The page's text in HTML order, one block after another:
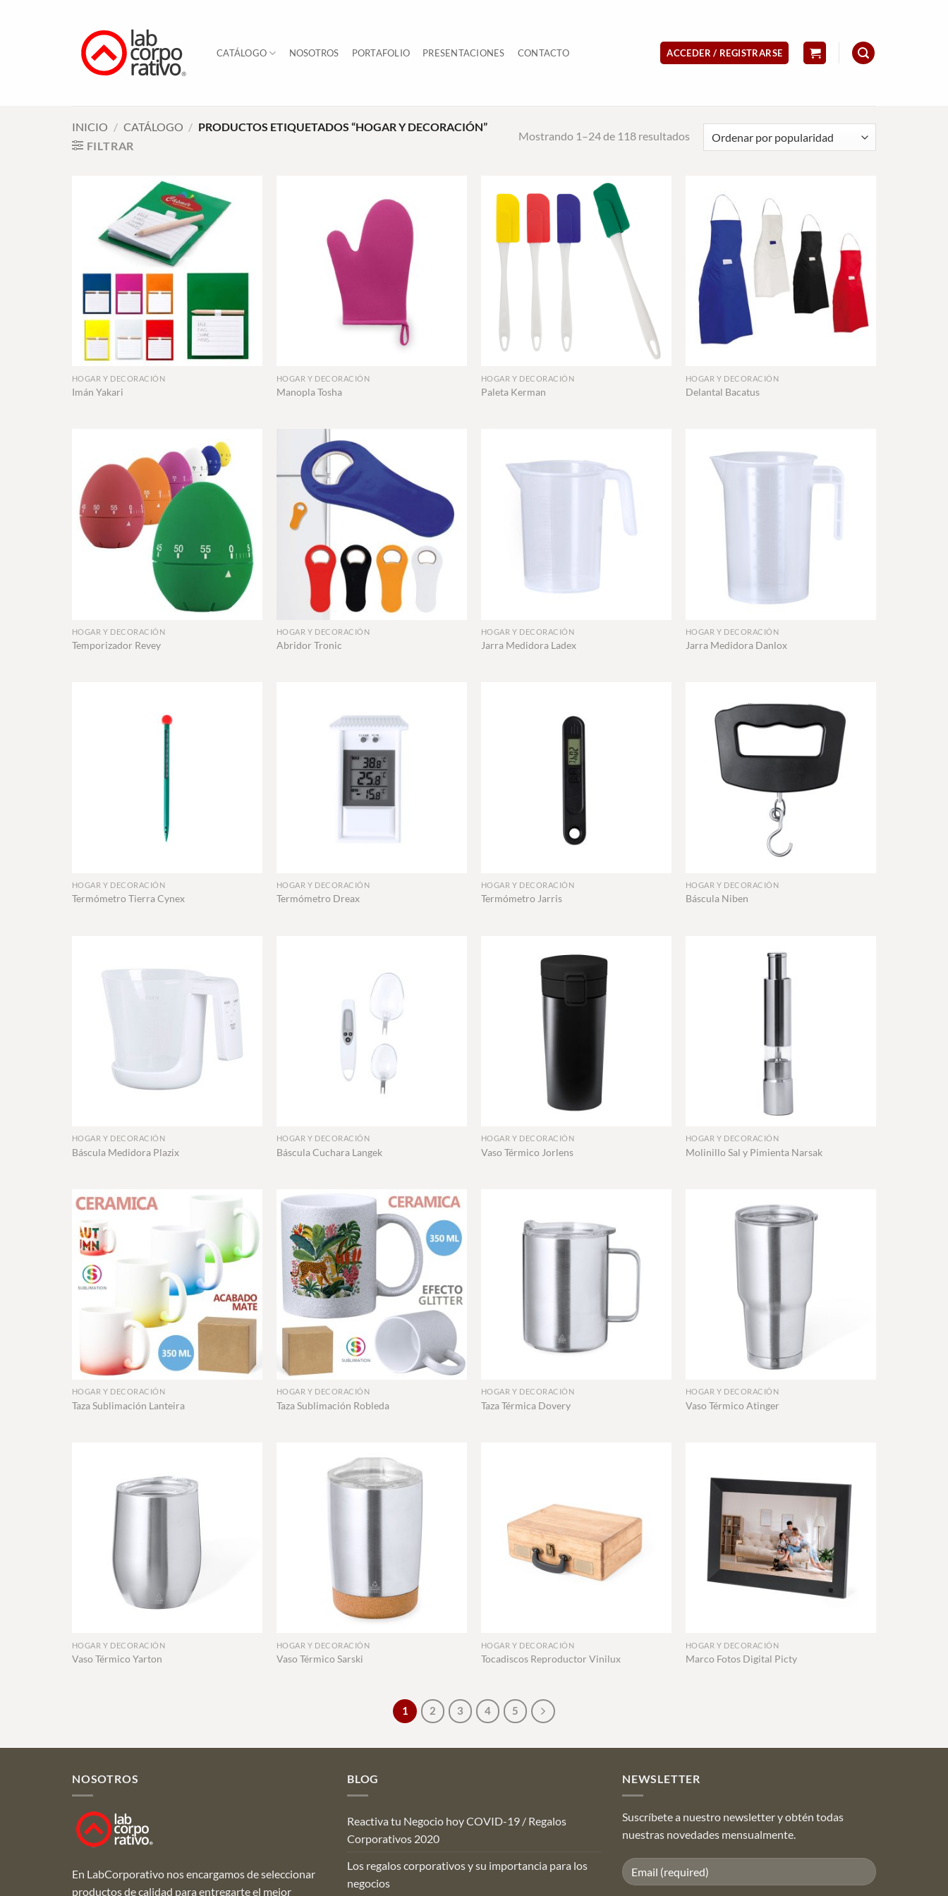
CATÁLOGO NOSOTROS PORTAFOLIO PRESENTACIONES CONTACTO ACCEDER / REGISTRARSE
INICIO / CATÁLOGO / PRODUCTOS ETIQUETADOS “HOGAR Y DECORACIÓN”
FILTRAR
Mostrando 1–24 de 118 resultadosOrdenado
por
HOGAR Y DECORACIÓN
Imán Yakari
HOGAR Y DECORACIÓN
Manopla Tosha
HOGAR Y DECORACIÓN
Paleta Kerman
HOGAR Y DECORACIÓN
Delantal Bacatus
HOGAR Y DECORACIÓN
Temporizador Revey
HOGAR Y DECORACIÓN
Abridor Tronic
HOGAR Y DECORACIÓN
Jarra Medidora Ladex
HOGAR Y DECORACIÓN
Jarra Medidora Danlox
HOGAR Y DECORACIÓN
Termómetro Tierra Cynex
HOGAR Y DECORACIÓN
Termómetro Dreax
HOGAR Y DECORACIÓN
Termómetro Jarris
HOGAR Y DECORACIÓN
Báscula Niben
HOGAR Y DECORACIÓN
Báscula Medidora Plazix
HOGAR Y DECORACIÓN
Báscula Cuchara Langek
HOGAR Y DECORACIÓN
Vaso Térmico Jorlens
HOGAR Y DECORACIÓN
Molinillo Sal y Pimienta Narsak
+
HOGAR Y DECORACIÓN
Taza Sublimación Lanteira
HOGAR Y DECORACIÓN
Taza Sublimación Robleda
HOGAR Y DECORACIÓN
Taza Térmica Dovery
HOGAR Y DECORACIÓN
Vaso Térmico Atinger
HOGAR Y DECORACIÓN
Vaso Térmico Yarton
HOGAR Y DECORACIÓN
Vaso Térmico Sarski
HOGAR Y DECORACIÓN
Tocadiscos Reproductor Vinilux
HOGAR Y DECORACIÓN
Marco Fotos Digital Picty
1 2 3 4 5
NOSOTROS
En LabCorporativo nos encargamos de seleccionar
productos de calidad para entregarte el mejor
BLOG
Reactiva tu Negocio hoy COVID-19 / Regalos
Corporativos 2020
Los regalos corporativos y su importancia para los
negocios
NEWSLETTER
Suscríbete a nuestro newsletter y obtén todas
nuestras novedades mensualmente.